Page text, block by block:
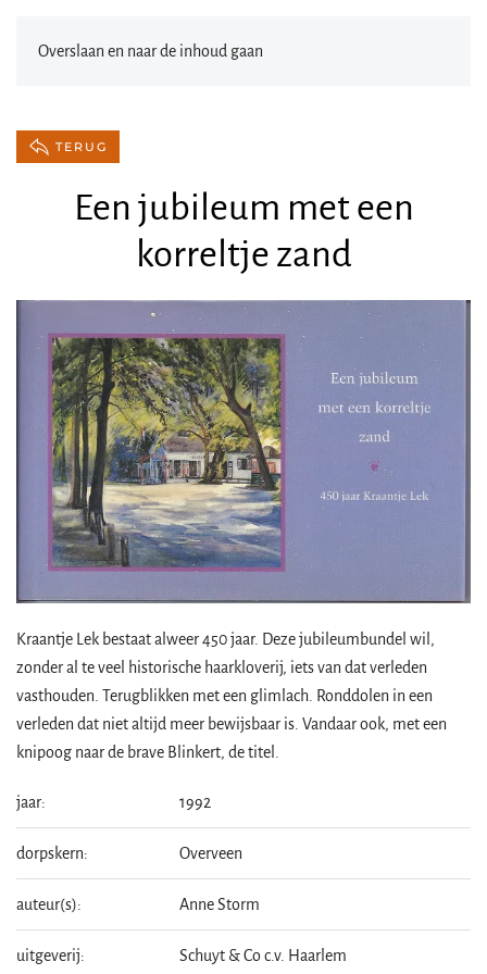
Overslaan en naar de inhoud gaan
TERUG
Een jubileum met een
korreltje zand
Kraantje Lek bestaat alweer 450 jaar. Deze jubileumbundel wil,
zonder al te veel historische haarkloverij, iets van dat verleden
vasthouden. Terugblikken met een glimlach. Ronddolen in een
verleden dat niet altijd meer bewijsbaar is. Vandaar ook, met een
knipoog naar de brave Blinkert, de titel.
jaar: 1992
dorpskern: Overveen
auteur(s): Anne Storm
uitgeverij: Schuyt & Co c.v. Haarlem